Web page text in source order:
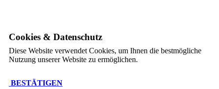
Cookies & Datenschutz
Diese Website verwendet Cookies, um Ihnen die bestmögliche
Nutzung unserer Website zu ermöglichen.
BESTÄTIGEN